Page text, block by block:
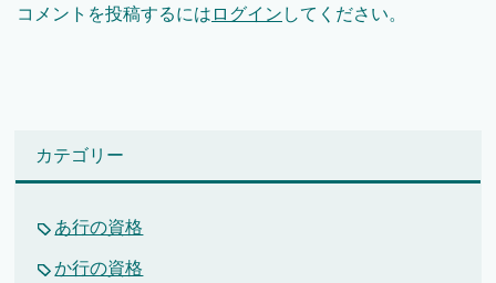
コメントを投稿するには ログイン してください。
カテゴリー
あ行の資格
か行の資格